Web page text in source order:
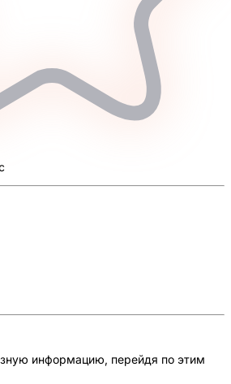
информацию, перейдя по этим